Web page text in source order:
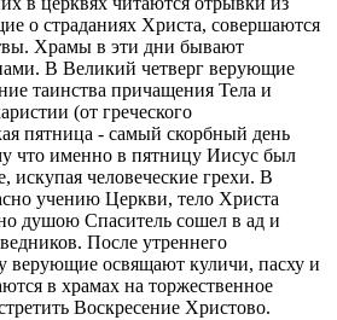
о страданиях Христа, совершаются
Храмы в эти дни бывают
В Великий четверг верующие
таинства причащения Тела и
(от греческого
пятница - самый скорбный день
что именно в пятницу Иисус был
искупая человеческие грехи. В
учению Церкви, тело Христа
душою Спаситель сошел в ад и
После утреннего
верующие освящают куличи, пасху и
в храмах на торжественное
Воскресение Христово.